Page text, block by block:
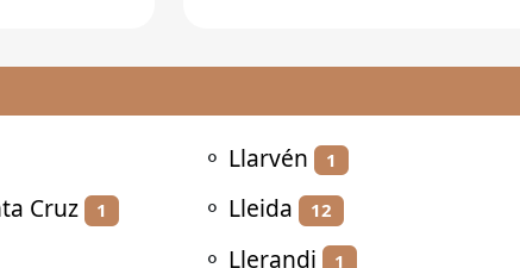
Cruz 1
⚬ Llarvén 1
⚬ Lleida 12
⚬ Llerandi 1